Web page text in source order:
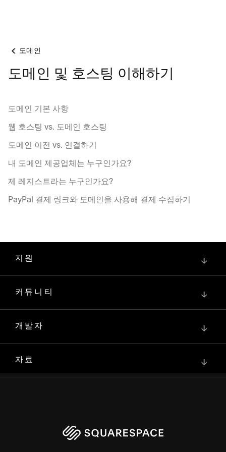
도메인
도메인 및 호스팅 이해하기
도메인 기본 사항
웹 호스팅 vs. 도메인 호스팅
도메인 이전 vs. 연결하기
내 도메인 제공업체는 누구인가요?
제 레지스트라는 누구인가요?
PayPal 결제 링크와 도메인을 사용해 결제 수집하기
지원 ↓
커뮤니티 ↓
개발자 ↓
자료 ↓